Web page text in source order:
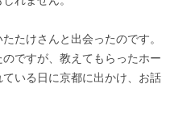
たけさんと出会ったのです。
ですが、教えてもらったホー
いる日に京都に出かけ、お話